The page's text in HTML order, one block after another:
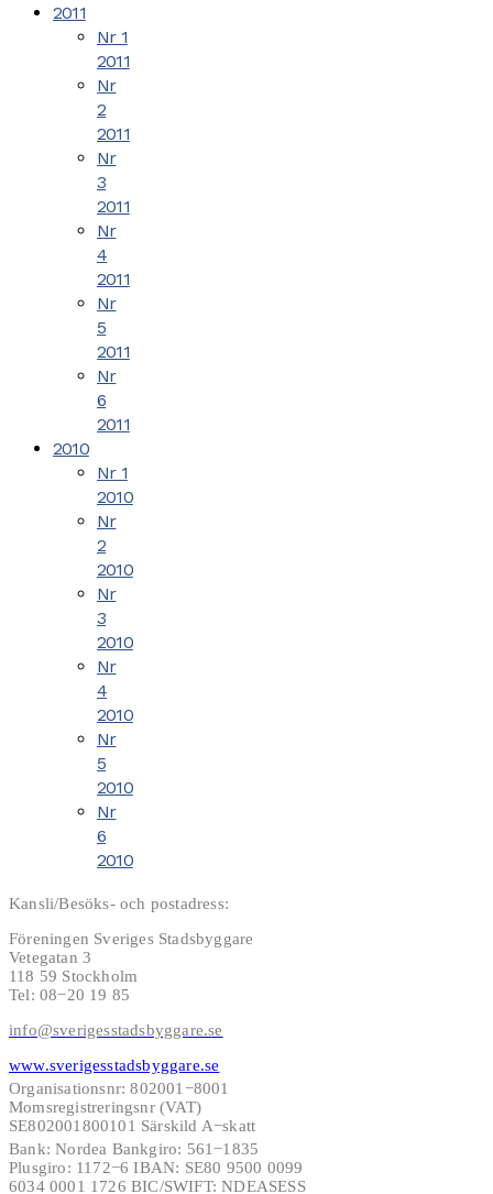
2011
Nr 1
2011
Nr
2
2011
Nr
3
2011
Nr
4
2011
Nr
5
2011
Nr
6
2011
2010
Nr 1
2010
Nr
2
2010
Nr
3
2010
Nr
4
2010
Nr
5
2010
Nr
6
2010
Kansli/Besöks- och postadress:
Föreningen Sveriges Stadsbyggare
Vetegatan 3
118 59 Stockholm
Tel: 08−20 19 85
info@sverigesstadsbyggare.se
www.sverigesstadsbyggare.se
Organisationsnr: 802001−8001
Momsregistreringsnr (VAT)
SE802001800101 Särskild A−skatt
Bank: Nordea Bankgiro: 561−1835
Plusgiro: 1172−6 IBAN: SE80 9500 0099
6034 0001 1726 BIC/SWIFT: NDEASESS